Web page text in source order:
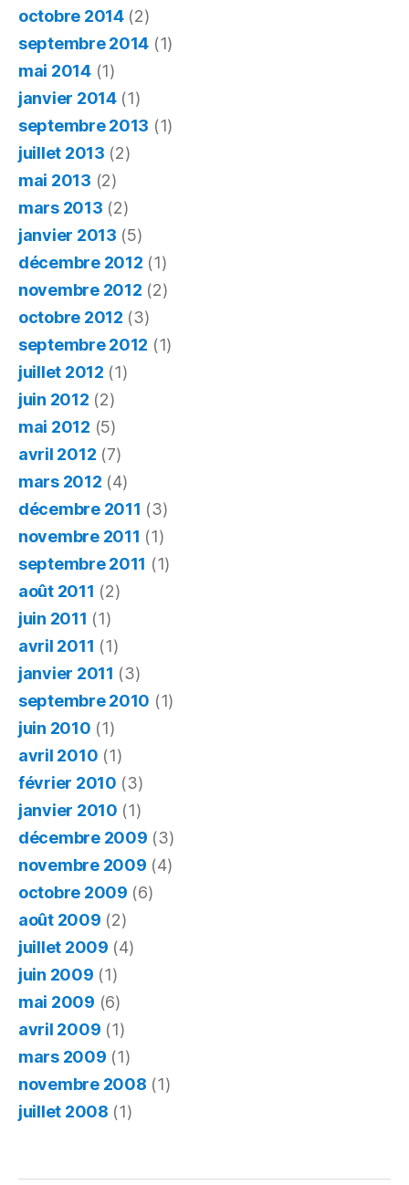
octobre 2014(2)
septembre 2014 (1)
mai 2014(1)
janvier 2014(1)
septembre 2013 (1)
juillet 2013 (2)
mai 2013 (2)
mars 2013 (2)
janvier 2013 (5)
décembre 2012 (1)
novembre 2012 (2)
octobre 2012 (3)
septembre 2012 (1)
juillet 2012 (1)
juin 2012 (2)
mai 2012 (5)
avril 2012 (7)
mars 2012 (4)
décembre 2011 (3)
novembre 2011 (1)
septembre 2011 (1)
août 2011 (2)
juin 2011 (1)
avril 2011 (1)
janvier 2011 (3)
septembre 2010 (1)
juin 2010 (1)
avril 2010 (1)
février 2010 (3)
janvier 2010 (1)
décembre 2009 (3)
novembre 2009 (4)
octobre 2009 (6)
août 2009 (2)
juillet 2009 (4)
juin 2009 (1)
mai 2009 (6)
avril 2009 (1)
mars 2009 (1)
novembre 2008 (1)
juillet 2008 (1)